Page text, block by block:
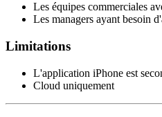
Les équipes commerciales
Les managers ayant besoin
Limitations
L'application iPhone est
Cloud uniquement